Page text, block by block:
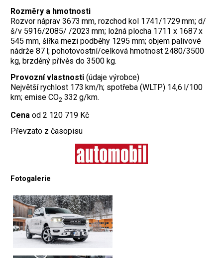
Rozměry a hmotnosti
Rozvor náprav 3673 mm, rozchod kol 1741/1729 mm; d/
š/v 5916/2085/ /2023 mm; ložná plocha 1711 x 1687 x
545 mm, šířka mezi podběhy 1295 mm; objem palivové
nádrže 87 l; pohotovostní/celková hmotnost 2480/3500
kg, brzděný přívěs do 3500 kg.
Provozní vlastnosti (údaje výrobce)
Největší rychlost 173 km/h; spotřeba (WLTP) 14,6 l/100
km; emise CO2 332 g/km.
Cena od 2 120 719 Kč
Převzato z časopisu
Fotogalerie